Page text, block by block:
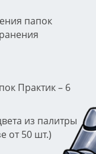
папок
Практик – 6
из палитры
от 50 шт.)